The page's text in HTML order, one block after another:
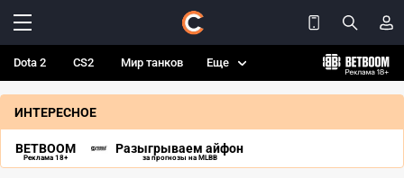
Dota 2 CS2 Мир танков Еще
ИНТЕРЕСНОЕ
BETBOOM
Реклама 18+
Разыгрываем айфон
за прогнозы на MLBB